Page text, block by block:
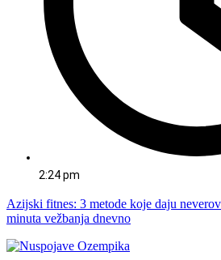
2:24 pm
Azijski fitnes: 3 metode koje daju
minuta vežbanja dnevno